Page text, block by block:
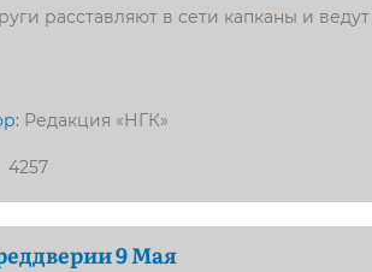
расставляют в сети капканы и
Редакция «НГК»
4257
9 Мая